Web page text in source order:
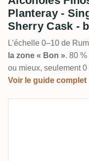
Planteray -
Sherry Cask -
L’échelle 0–10 de
la zone « Bon ». 80
ou mieux, seulement
Voir le guide